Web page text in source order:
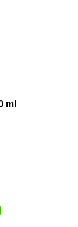
ml